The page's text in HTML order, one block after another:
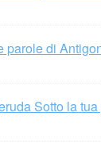
parole di
Sotto la